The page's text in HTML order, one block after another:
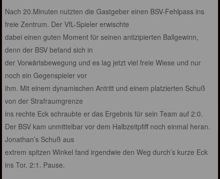
Nach 20.Minuten nutzten die Gastgeber einen BSV-Fehlpass ins
freie Zentrum. Der VfL-Spieler erwischte
dabei einen guten Moment für seinen antizipierten Ballgewinn,
denn der BSV befand sich in
der Vorwärtsbewegung und es lag jetzt viel freie Wiese und nur
noch ein Gegenspieler vor
ihm. Mit einem dynamischen Antritt und einem platzierten Schuß
von der Strafraumgrenze
ins rechte Eck schraubte er das Ergebnis für sein Team auf 2:0.
Der BSV kam unmittelbar vor dem Halbzeitpfiff noch einmal heran.
Jonathan’s Schuß aus
extrem spitzen Winkel fand irgendwie den Weg durch’s kurze Eck
ins Tor. 2:1. Pause.